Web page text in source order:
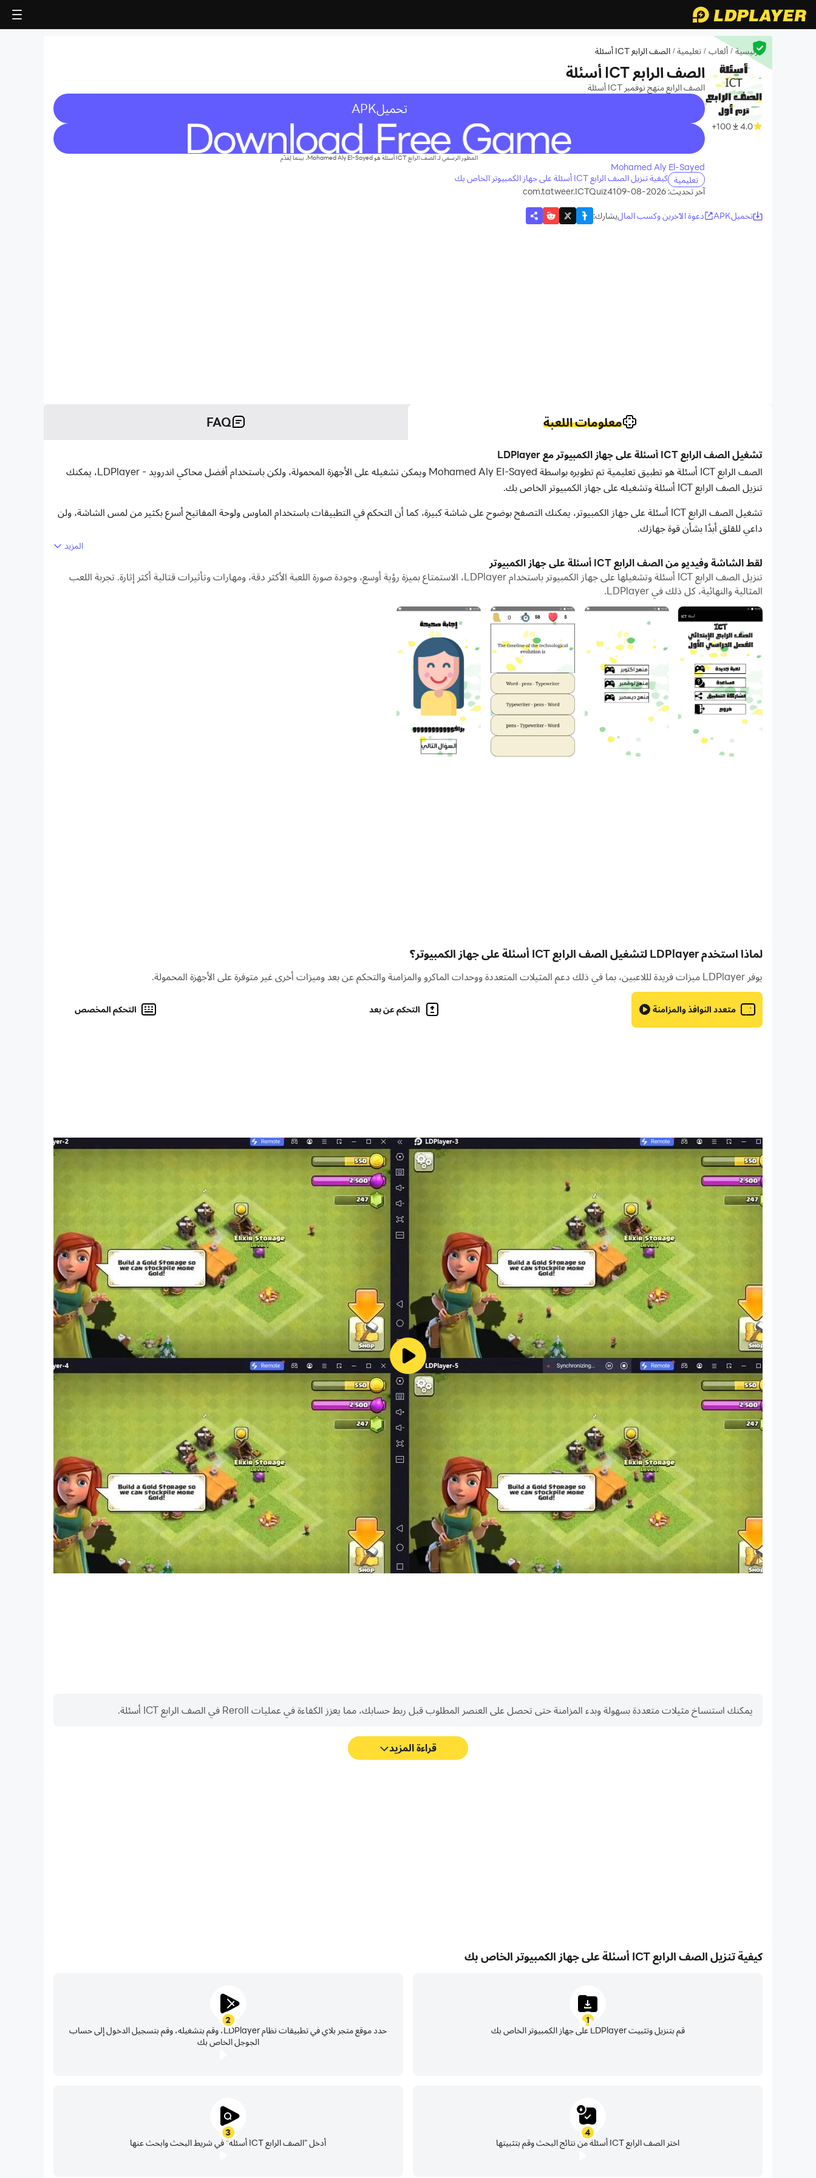
الرئيسية / ألعاب / تعليمية / الصف الرابع ICT أسئلة
4.0
100+
الصف الرابع ICT أسئلة
الصف الرابع منهج نوفمبر ICT أسئلة
تحميلAPK
recommend
المطور الرسمي لـ الصف الرابع ICT أسئلة هو Mohamed Aly El-Sayed، بينما يُقدّم
Mohamed Aly El-Sayed
تعليمية كيفية تنزيل الصف الرابع ICT أسئلة على جهاز الكمبيوتر الخاص بك
آخر تحديث: 2026-08-09
com.tatweer.ICTQuiz41
تحميلAPK دعوة الآخرين وكسب الماليشارك:
معلومات اللعبة FAQ
تشغيل الصف الرابع ICT أسئلة على جهاز الكمبيوتر مع LDPlayer
الصف الرابع ICT أسئلة هو تطبيق تعليمية تم تطويره بواسطة Mohamed Aly El-Sayed ويمكن تشغيله على الأجهزة المحمولة، ولكن باستخدام أفضل محاكي اندرويد - LDPlayer، يمكنك
تنزيل الصف الرابع ICT أسئلة وتشغيله على جهاز الكمبيوتر الخاص بك.
تشغيل الصف الرابع ICT أسئلة على جهاز الكمبيوتر، يمكنك التصفح بوضوح على شاشة كبيرة، كما أن التحكم في التطبيقات باستخدام الماوس ولوحة المفاتيح أسرع بكثير من لمس الشاشة، ولن
داعي للقلق أبدًا بشأن قوة جهازك.
تعمل وظيفة نقل الملفات بين المحاكي والكمبيوتر على تسهيل مشاركة الصور ومقاطع الفيديو والملفات.
قم بتنزيل الصف الرابع ICT أسئلة وتشغيله على جهاز الكمبيوتر الآن واستمتع بالشاشة الكبيرة وجودة الصورة عالية الوضوح لإصدار الكمبيوتر الشخصي!
نقدم لكم لعبة أسئلة منهج تكنولوجيا المعلومات للغات الصف الرابع الابتدائي منهج نوفمبر 2023 داعين من الله التوفيق لجميع الطلاب
المزيد
لقط الشاشة وفيديو من الصف الرابع ICT أسئلة على جهاز الكمبيوتر
تنزيل الصف الرابع ICT أسئلة وتشغيلها على جهاز الكمبيوتر باستخدام LDPlayer، الاستمتاع بميزة رؤية أوسع، وجودة صورة اللعبة الأكثر دقة، ومهارات وتأثيرات قتالية أكثر إثارة. تجربة اللعب
المثالية والنهائية، كل ذلك في LDPlayer.
لماذا استخدم LDPlayer لتشغيل الصف الرابع ICT أسئلة على جهاز الكمبيوتر؟
يوفر LDPlayer ميزات فريدة لللاعبين، بما في ذلك دعم المثيلات المتعددة ووحدات الماكرو والمزامنة والتحكم عن بعد وميزات أخرى غير متوفرة على الأجهزة المحمولة.
متعدد النوافذ والمزامنة التحكم عن بعد التحكم المخصص
يمكنك استنساخ مثيلات متعددة بسهولة وبدء المزامنة حتى تحصل على العنصر المطلوب قبل ربط حسابك، مما يعزز الكفاءة في عمليات Reroll في الصف الرابع ICT أسئلة.
قراءة المزيد
كيفية تنزيل الصف الرابع ICT أسئلة على جهاز الكمبيوتر الخاص بك
1
قم بتنزيل وتثبيت LDPlayer على جهاز الكمبيوتر الخاص بك
2
حدد موقع متجر بلاي في تطبيقات نظام LDPlayer، وقم بتشغيله، وقم بتسجيل الدخول إلى حساب
الجوجل الخاص بك
3
أدخل "الصف الرابع ICT أسئلة" في شريط البحث وابحث عنها
4
اختر الصف الرابع ICT أسئلة من نتائج البحث وقم بتثبيتها